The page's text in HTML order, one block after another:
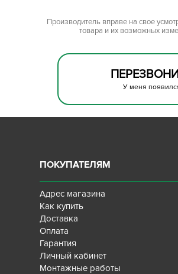
Производитель вправе на свое
товара и их возможных
У меня
ПОКУПАТЕЛЯМ
Адрес магазина
Как купить
Доставка
Оплата
Гарантия
Личный кабинет
Монтажные работы